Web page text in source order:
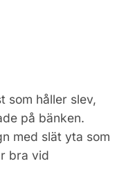
66,90 kr
kr
som håller slev,
på bänken.
med slät yta som
bra vid